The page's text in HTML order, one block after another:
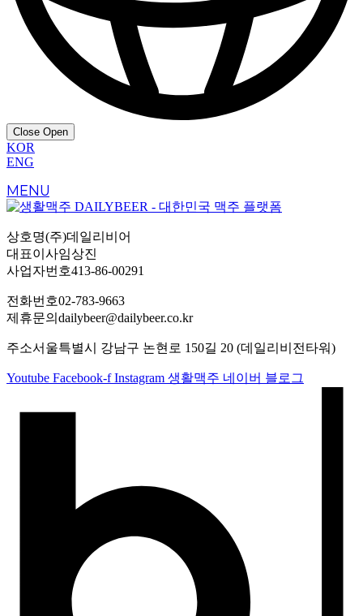
Close Open
KOR
ENG
MENU
상호명(주)데일리비어
대표이사임상진
사업자번호413-86-00291
전화번호02-783-9663
제휴문의 dailybeer@dailybeer.co.kr
주소서울특별시 강남구 논현로 150길 20 (데일리비전타워)
Youtube Facebook-f Instagram 생활맥주 네이버 블로그